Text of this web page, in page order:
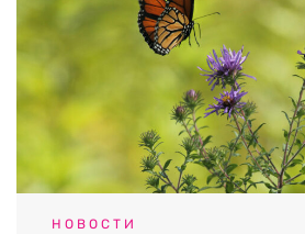
НОВОСТИ